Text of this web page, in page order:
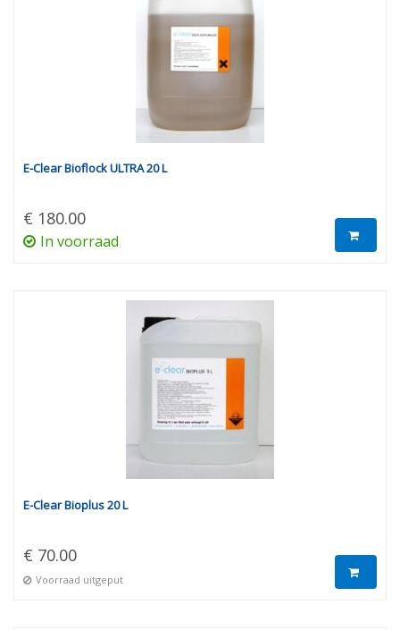
E-Clear Bioflock ULTRA 20 L
€ 180.00
In voorraad
E-Clear Bioplus 20 L
€ 70.00
Voorraad uitgeput